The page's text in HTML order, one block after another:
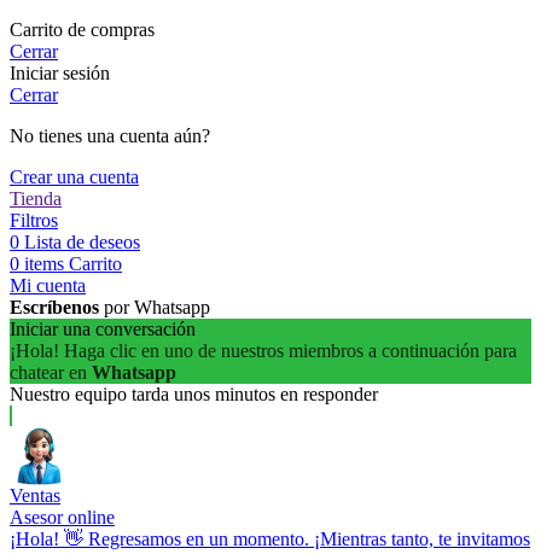
Carrito de compras
Cerrar
Iniciar sesión
Cerrar
No tienes una cuenta aún?
Crear una cuenta
Tienda
Filtros
0 Lista de deseos
0 items Carrito
Mi cuenta
Escríbenos por Whatsapp
Iniciar una conversación
¡Hola! Haga clic en uno de nuestros miembros a continuación para
chatear en Whatsapp
Nuestro equipo tarda unos minutos en responder
Ventas
Asesor online
¡Hola! 👋 Regresamos en un momento. ¡Mientras tanto, te invitamos